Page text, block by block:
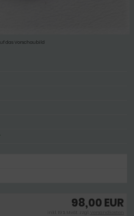
das Vorschaubild
98,00 EUR
inkl. 19 % MwSt. zzgl. Versandkosten